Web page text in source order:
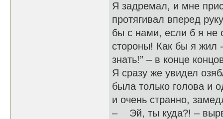
Я задремал, и мне
протягивал вперед
бы с нами, если б я не
стороны! Как бы я жил
знать!” – в конце
Я сразу же увидел
была только голова и
и очень странно,
– Эй, ты куда?! –